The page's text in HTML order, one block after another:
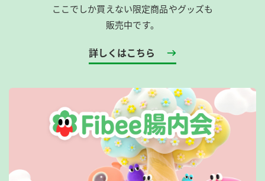
ここでしか買えない限定商品やグッズも
販売中です。
詳しくはこちら